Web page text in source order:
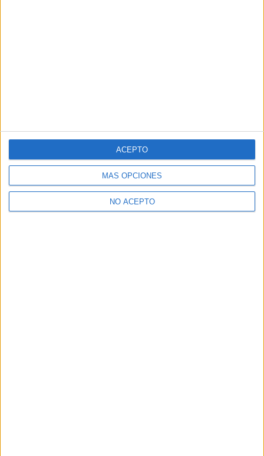
MÁS OPCIONES
NO ACEPTO
ACEPTO